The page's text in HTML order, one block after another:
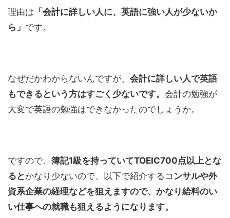
理由は 「会計に詳しい人に、英語に強い人が少ないか
ら」 です。
なぜだかわからないんですが、 会計に詳しい人で英語
もできるという方はすごく少ないです。 会計の勉強が
大変で英語の勉強はできなかったのでしょうか。
ですので、 簿記1級を持っていてTOEIC700点以上とな
ると かなり少ないので、以下で紹介するコ ンサルや外
資系企業の経理などを狙えますので、かなり給料のい
い仕事への就職も狙えるようになります。